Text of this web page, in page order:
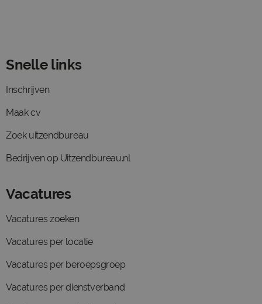
Snelle links
Inschrijven
Maak cv
Zoek uitzendbureau
Bedrijven op Uitzendbureau.nl
Vacatures
Vacatures zoeken
Vacatures per locatie
Vacatures per beroepsgroep
Vacatures per dienstverband